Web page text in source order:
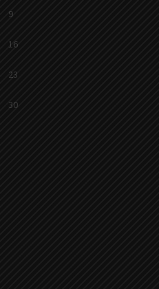
9
16
23
30